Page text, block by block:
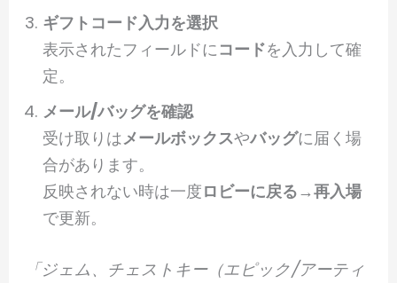
ギフトコード入力を選択
表示されたフィールドにコードを入力して確
定。
メール/バッグを確認
受け取りはメールボックスやバッグに届く場
合があります。
反映されない時は一度ロビーに戻る→再入場
で更新。
「ジェム、チェストキー（エピック/アーティ